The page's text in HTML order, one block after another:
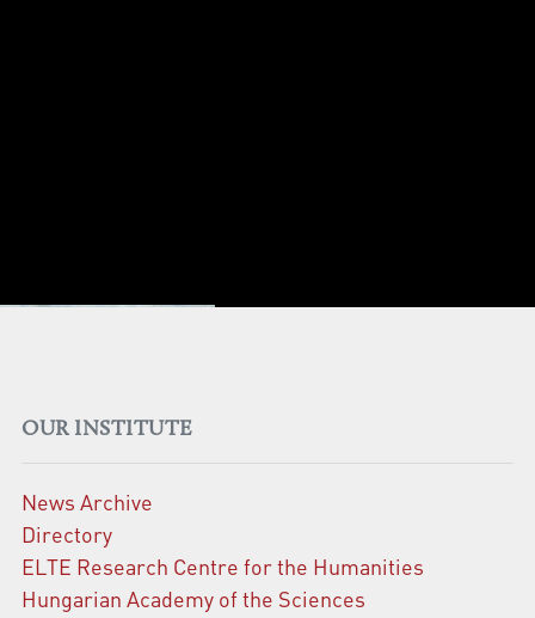
OUR INSTITUTE
News Archive
Directory
ELTE Research Centre for the Humanities
Hungarian Academy of the Sciences